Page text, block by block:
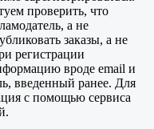
проверить, что
а не
заказы, а не
регистрации
вроде email и
введенный ранее. Для
с помощью сервиса